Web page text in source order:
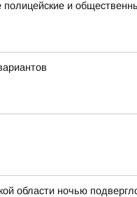
полицейские и
области ночью